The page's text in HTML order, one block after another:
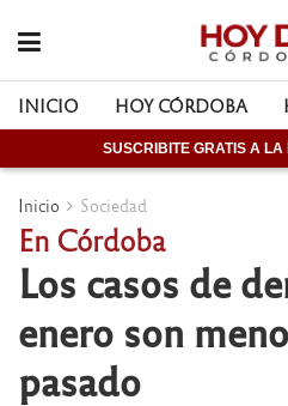
INICIO HOY CÓRDOBA
SUSCRIBITE GRATIS A
Inicio Sociedad
En Córdoba
Los casos de
enero son
pasado